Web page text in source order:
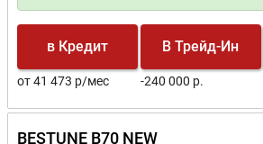
в Кредит
от 41 473 р/мес
В Трейд-Ин
-240 000 р.
BESTUNE B70 NEW